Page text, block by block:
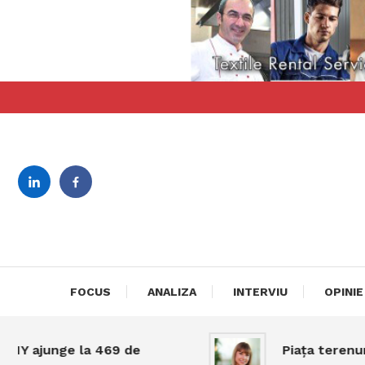
To
FOCUS ANALIZA INTERVIU OPINIE
la 469 de
Piața terenurilor